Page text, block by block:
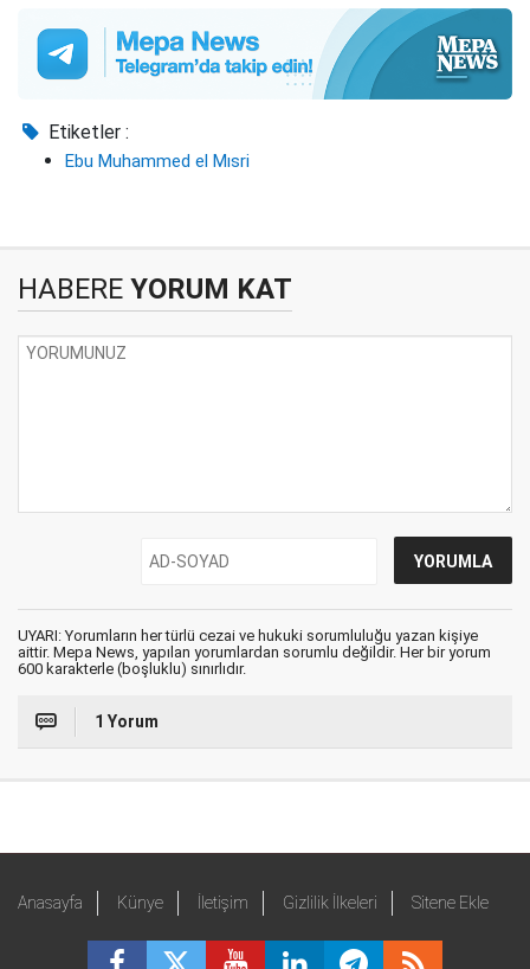
Etiketler :
Ebu Muhammed el Mısri
HABERE YORUM KAT
UYARI: Yorumların her türlü cezai ve hukuki sorumluluğu yazan kişiye
aittir. Mepa News, yapılan yorumlardan sorumlu değildir. Her bir yorum
600 karakterle (boşluklu) sınırlıdır.
1 Yorum
Anasayfa Künye İletişim Gizlilik İlkeleri Sitene Ekle